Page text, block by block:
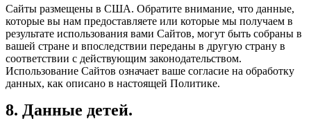
Сайты размещены в США. Обратите внимание, что данные,
которые вы нам предоставляете или которые мы получаем в
результате использования вами Сайтов, могут быть собраны в
вашей стране и впоследствии переданы в другую страну в
соответствии с действующим законодательством.
Использование Сайтов означает ваше согласие на обработку
данных, как описано в настоящей Политике.
8. Данные детей.